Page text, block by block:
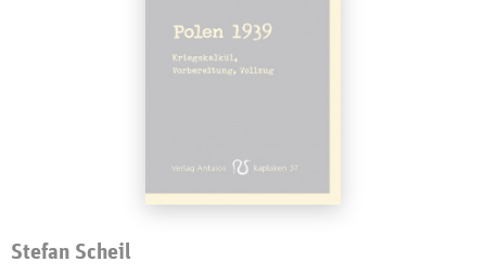
Stefan Scheil